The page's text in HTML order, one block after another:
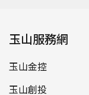
玉山服務網
玉山金控
玉山創投